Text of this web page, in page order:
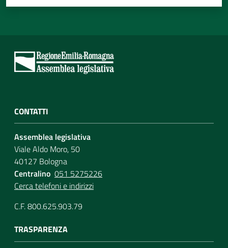
CONTATTI
Assemblea legislativa
Viale Aldo Moro, 50
40127 Bologna
Centralino 051 5275226
Cerca telefoni e indirizzi
C.F. 800.625.903.79
TRASPARENZA